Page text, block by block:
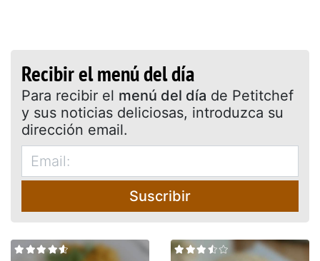
Recibir el menú del día
Para recibir el menú del día de Petitchef
y sus noticias deliciosas, introduzca su
dirección email.
Suscribir